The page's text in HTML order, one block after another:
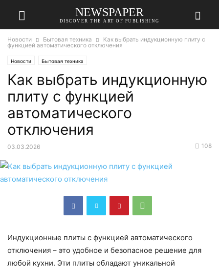
NEWSPAPER
DISCOVER THE ART OF PUBLISHING
Новости Бытовая техника
Как выбрать индукционную плиту с
функцией автоматического отключения
Новости Бытовая техника
Как выбрать индукционную
плиту с функцией
автоматического
отключения
03.03.2026 108
Индукционные плиты с функцией автоматического
отключения – это удобное и безопасное решение для
любой кухни. Эти плиты обладают уникальной